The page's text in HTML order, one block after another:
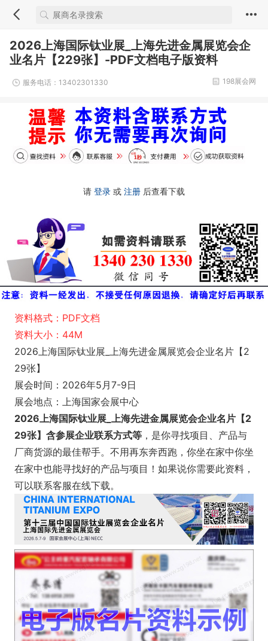
2026上海国际钛业展_上海先进金属展览会企
业名片【229张】-PDF文档电子版资料
服务电话：13402301330 198展会网
请 登录 或 注册 后查看下载
资料格式：PDF文档
资料大小：44M
2026上海国际钛业展_上海先进金属展览会企业名片【2
29张】
展会时间：2026年5月7-9日
展会地点：上海国家会展中心
2026上海国际钛业展_上海先进金属展览会企业名片【2
29张】含参展企业联系方式等 ，是你寻找项目、产品与
厂商货源的最佳帮手。不用再东奔西跑，你坐在家中你坐
在家中也能寻找好的产品与项目！如果说你需要此资料，
可以联系客服在线下载。